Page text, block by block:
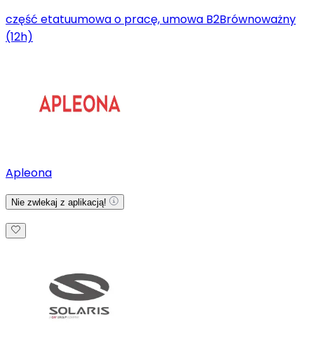
część etatuumowa o pracę, umowa B2Brównoważny
(12h)
Apleona
Nie zwlekaj z aplikacją!